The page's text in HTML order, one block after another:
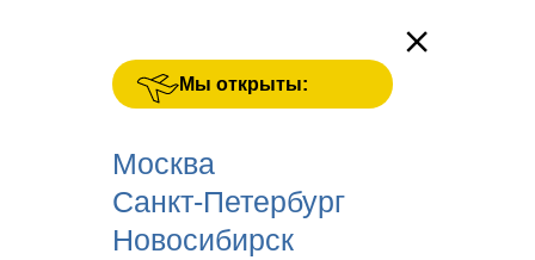
Москва
Санкт-Петербург
Новосибирск
Мы открыты: